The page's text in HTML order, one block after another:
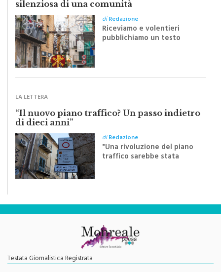
diRedazione
Riceviamo e volentieri
pubblichiamo un testo
inviato dalla scrittrice
monrealese Mariella
“Il nuovo piano traffico? Un passo indietro
di dieci anni”
"Una rivoluzione del piano
traffico sarebbe stata
efficace se preceduta da
una rivoluzione culturale"
Testata Giornalistica Registrata
Autorizzazione del Tribunale di Palermo N. 621/2013